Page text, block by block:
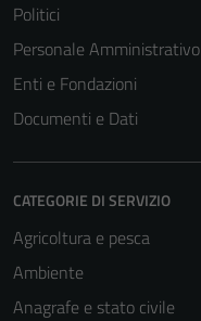
Politici
Personale Amministrativo
Enti e Fondazioni
Documenti e Dati
CATEGORIE DI SERVIZIO
Agricoltura e pesca
Ambiente
Anagrafe e stato civile